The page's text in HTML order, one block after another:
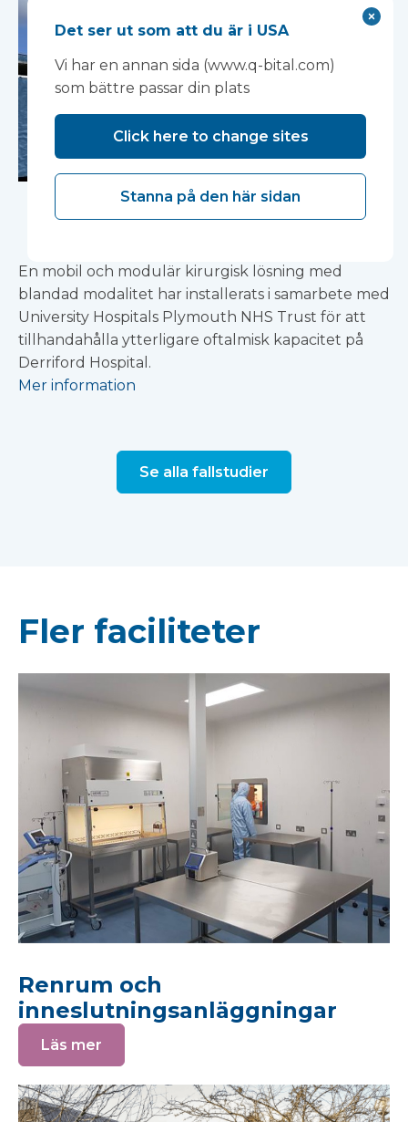
Derriford Hospital,
En mobil och modulär kirurgisk lösning med
blandad modalitet har installerats i samarbete med
University Hospitals Plymouth NHS Trust för att
tillhandahålla ytterligare oftalmisk kapacitet på
Derriford Hospital.
Mer information
Se alla fallstudier
Fler faciliteter
Renrum och
inneslutningsanläggningar
Läs mer
Det ser ut som att du är i USA
Vi har en annan sida (www.q-bital.com)
som bättre passar din plats
Click here to change sites
Stanna på den här sidan